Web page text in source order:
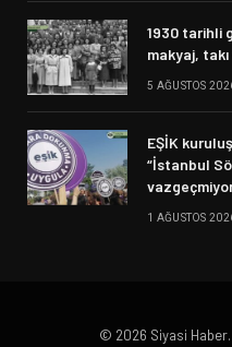
1930 tarihli
makyaj,
5 AĞUSTOS
EŞİK
“İstanbul
1 AĞUSTOS
© 2026 Siyasi